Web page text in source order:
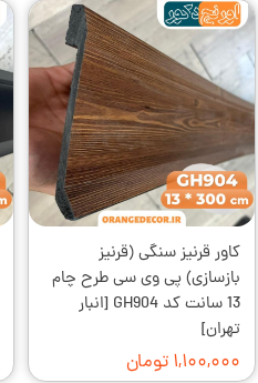
کاور قرنیز سنگی (قرنیز
بازسازی) پی وی سی طرح چام
13 سانت کد GH904 [انبار
تهران]
۱,۱۰۰,۰۰۰ تومان